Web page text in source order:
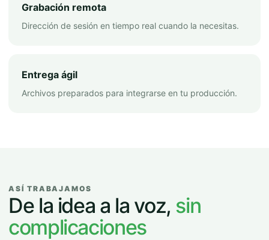
Grabación remota
Dirección de sesión en tiempo real cuando la necesitas.
Entrega ágil
Archivos preparados para integrarse en tu producción.
ASÍ TRABAJAMOS
De la idea a la voz, sin
complicaciones